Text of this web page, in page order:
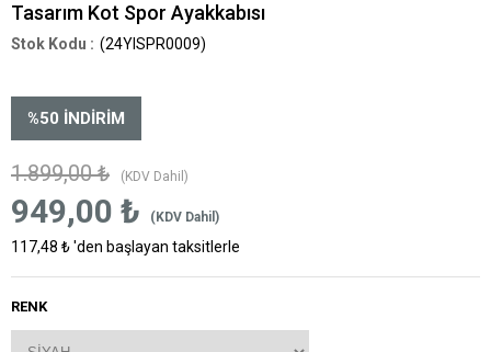
Tasarım Kot Spor Ayakkabısı
(24YISPR0009)
%50 İNDIRIM
1.899,00 ₺ (KDV Dahil)
949,00 ₺ (KDV Dahil)
117,48 ₺'den başlayan taksitlerle
RENK